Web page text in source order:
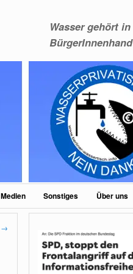
Wasser gehört in
BürgerInnenhand
Medien Sonstiges Über uns
→